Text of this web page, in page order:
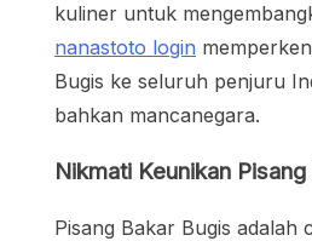
kuliner untuk
nanastoto login
Bugis ke seluruh penjuru
bahkan mancanegara.
Nikmati Keunikan
Pisang Bakar Bugis adalah